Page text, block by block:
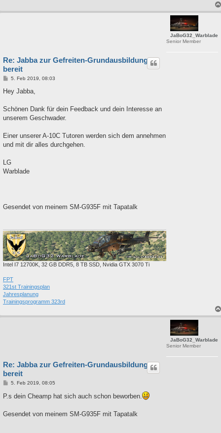
JaBoG32_Warblade
Senior Member
Re: Jabba zur Gefreiten-Grundausbildung
bereit
B
i
a
5. Feb 2019, 08:03
Hey Jabba,
Schönen Dank für dein Feedback und dein Interesse an
unserem Geschwader.
Einer unserer A-10C Tutoren werden sich dem annehmen
und mit dir alles durchgehen.
LG
Warblade
Gesendet von meinem SM-G935F mit Tapatalk
Intel I7 12700K, 32 GB DDR5, 8 TB SSD, Nvidia GTX 3070 Ti
FPT
321st Trainingsplan
Jahresplanung
Trainingsprogramm 323rd
JaBoG32_Warblade
Senior Member
Re: Jabba zur Gefreiten-Grundausbildung
bereit
B
i
t
a
g
5. Feb 2019, 08:05
P.s dein Cheamp hat sich auch schon beworben.
Gesendet von meinem SM-G935F mit Tapatalk